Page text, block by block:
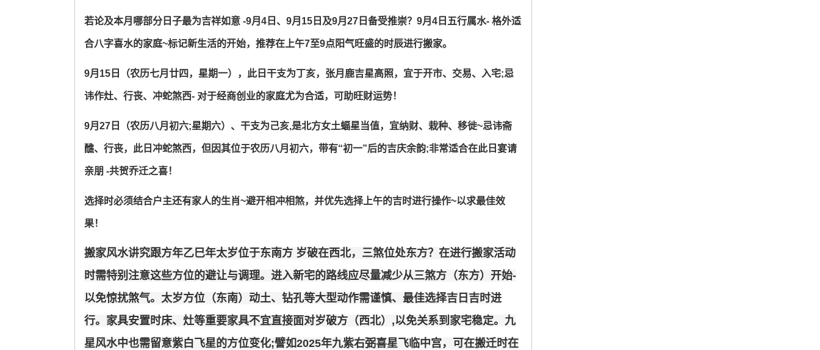
若论及本月哪部分日子最为吉祥如意 -9月4日、9月15日及9月27日备受推崇？9月4日五行属水- 格外适
合八字喜水的家庭~标记新生活的开始，推荐在上午7至9点阳气旺盛的时辰进行搬家。
9月15日（农历七月廿四，星期一），此日干支为丁亥，张月鹿吉星高照，宜于开市、交易、入宅;忌
讳作灶、行丧、冲蛇煞西- 对于经商创业的家庭尤为合适，可助旺财运势！
9月27日（农历八月初六;星期六）、干支为己亥,是北方女土蝠星当值，宜纳财、栽种、移徙~忌讳斋
醮、行丧，此日冲蛇煞西，但因其位于农历八月初六，带有“初一”后的吉庆余韵;非常适合在此日宴请
亲朋 -共贺乔迁之喜！
选择时必须结合户主还有家人的生肖~避开相冲相煞，并优先选择上午的吉时进行操作~以求最佳效
果！
搬家风水讲究跟方年乙巳年太岁位于东南方 岁破在西北，三煞位处东方？在进行搬家活动
时需特别注意这些方位的避让与调理。进入新宅的路线应尽量减少从三煞方（东方）开始-
以免惊扰煞气。太岁方位（东南）动土、钻孔等大型动作需谨慎、最佳选择吉日吉时进
行。家具安置时床、灶等重要家具不宜直接面对岁破方（西北）,以免关系到家宅稳定。九
星风水中也需留意紫白飞星的方位变化;譬如2025年九紫右弼喜星飞临中宫，可在搬迁时在